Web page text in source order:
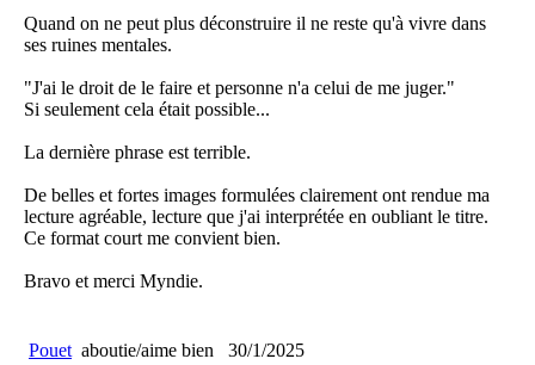
Quand on ne peut plus déconstruire il ne reste qu'à vivre dans
ses ruines mentales.
"J'ai le droit de le faire et personne n'a celui de me juger."
Si seulement cela était possible...
La dernière phrase est terrible.
De belles et fortes images formulées clairement ont rendue ma
lecture agréable, lecture que j'ai interprétée en oubliant le titre.
Ce format court me convient bien.
Bravo et merci Myndie.
Pouet aboutie/aime bien
30/1/2025